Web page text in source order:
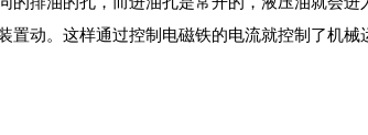
动。这样通过控制电磁铁的电流就控制了机械